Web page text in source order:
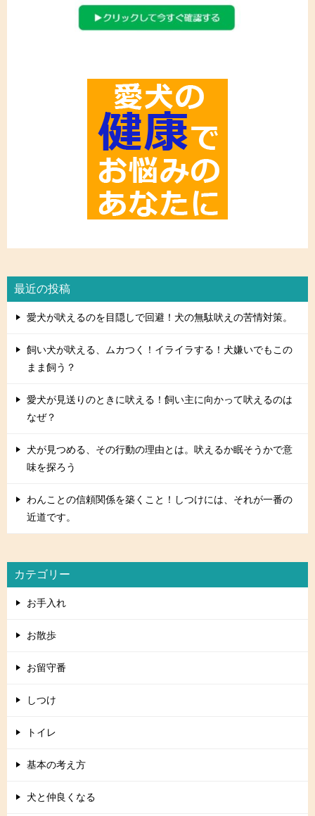
最近の投稿
愛犬が吠えるのを目隠しで回避！犬の無駄吠えの苦情対策。
飼い犬が吠える、ムカつく！イライラする！犬嫌いでもこの
まま飼う？
愛犬が見送りのときに吠える！飼い主に向かって吠えるのは
なぜ？
犬が見つめる、その行動の理由とは。吠えるか眠そうかで意
味を探ろう
わんことの信頼関係を築くこと！しつけには、それが一番の
近道です。
カテゴリー
お手入れ
お散歩
お留守番
しつけ
トイレ
基本の考え方
犬と仲良くなる